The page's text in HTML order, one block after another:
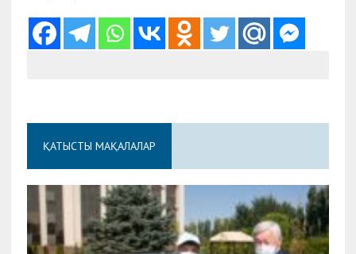
ҚАТЫСТЫ МАҚАЛАЛАР